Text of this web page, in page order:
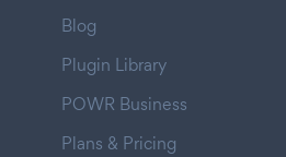
Blog
Plugin Library
POWR Business
Plans & Pricing